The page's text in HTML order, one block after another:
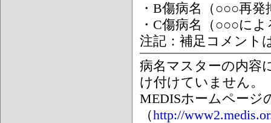
・B傷病名（○○○再
・C傷病名（○○○に
注記：補足コメント
病名マスターの内容
け付けていません。
MEDISホームページ
（http://